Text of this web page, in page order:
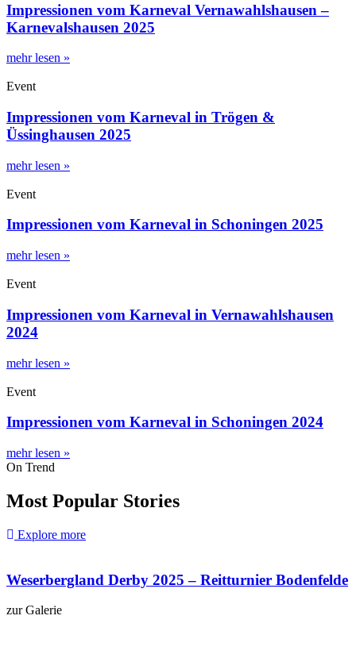
Impressionen vom Karneval Vernawahlshausen –
Karnevalshausen 2025
mehr lesen »
Event
Impressionen vom Karneval in Trögen &
Üssinghausen 2025
mehr lesen »
Event
Impressionen vom Karneval in Schoningen 2025
mehr lesen »
Event
Impressionen vom Karneval in Vernawahlshausen
2024
mehr lesen »
Event
Impressionen vom Karneval in Schoningen 2024
mehr lesen »
On Trend
Most Popular Stories
Explore more
Weserbergland Derby 2025 – Reitturnier Bodenfelde
zur Galerie